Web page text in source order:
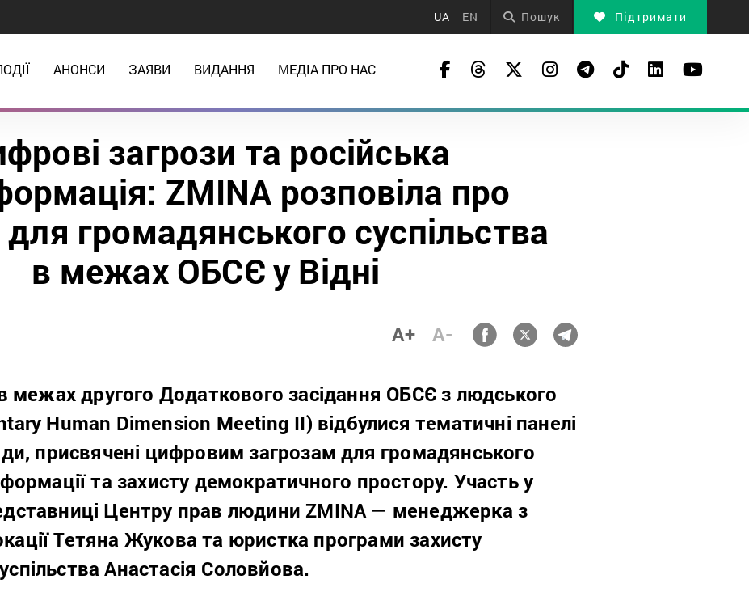
UA EN Пошук Підтримати
АНОНСИ ЗАЯВИ ВИДАННЯ МЕДІА ПРО НАС
загрози та російська
ZMINA розповіла про
громадянського суспільства
в межах ОБСЄ у Відні
A+ A-
межах другого Додаткового засідання ОБСЄ з людського
Human Dimension Meeting II) відбулися тематичні панелі
присвячені цифровим загрозам для громадянського
та захисту демократичного простору. Участь у
Центру прав людини ZMINA — менеджерка з
Тетяна Жукова та юристка програми захисту
Анастасія Соловйова.